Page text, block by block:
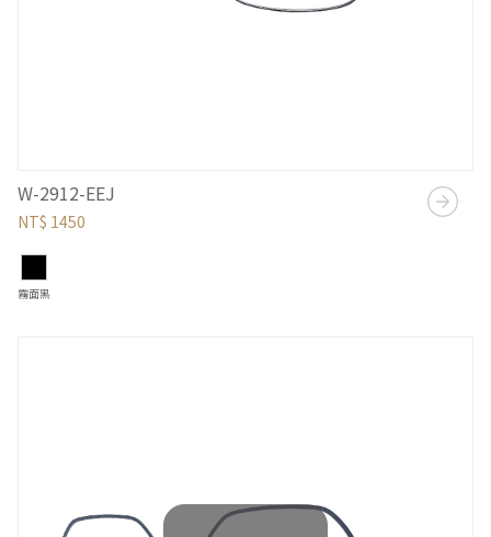
W-2912-EEJ
NT$ 1450
霧面黑